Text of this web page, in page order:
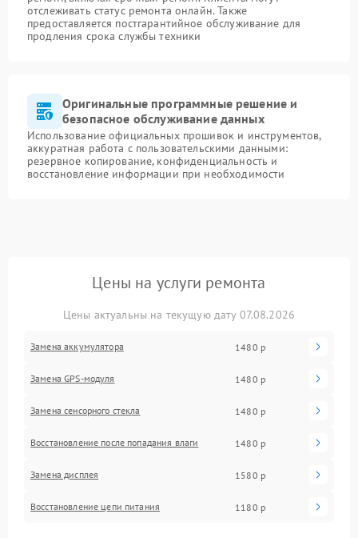
отслеживать статус ремонта онлайн. Также
предоставляется постгарантийное обслуживание для
продления срока службы техники
Оригинальные программные решение и
безопасное обслуживание данных
Использование официальных прошивок и инструментов,
аккуратная работа с пользовательскими данными:
резервное копирование, конфиденциальность и
восстановление информации при необходимости
Цены на услуги ремонта
Цены актуальны на текущую дату 07.08.2026
Замена аккумулятора 1480 р
Замена GPS-модуля 1480 р
Замена сенсорного стекла 1480 р
Восстановление после попадания влаги 1480 р
Замена дисплея 1580 р
Восстановление цепи питания 1180 р